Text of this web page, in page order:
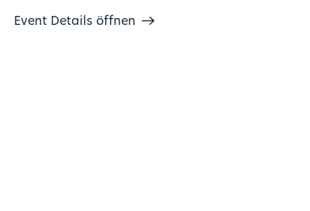
Event Details öffnen